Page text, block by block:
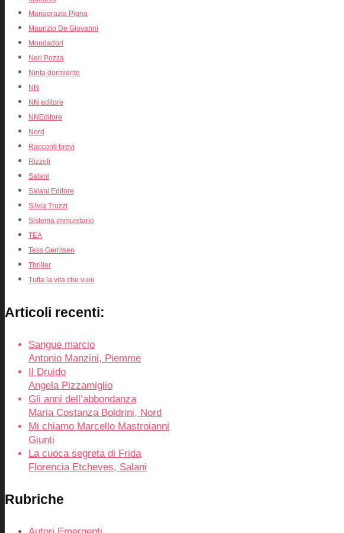
Mariagrazia Pigna
Maurizio De Giovanni
Mondadori
Neri Pozza
Ninfa dormiente
NN
NN editore
NNEditore
Nord
Racconti brevi
Rizzoli
Salani
Salani Editore
Silvia Truzzi
Sistema immunitario
TEA
Tess Gerritsen
Thriller
Tutta la vita che vuoi
Articoli recenti:
Sangue marcio
Antonio Manzini, Piemme
Il Druido
Angela Pizzamiglio
Gli anni dell’abbondanza
Maria Costanza Boldrini, Nord
Mi chiamo Marcello Mastroianni
Giunti
La cuoca segreta di Frida
Florencia Etcheves, Salani
Rubriche